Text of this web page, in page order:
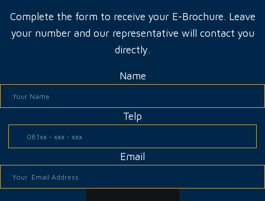
Complete the form to receive your E-Brochure. Leave
your number and our representative will contact you
directly.
Name
Telp
Email